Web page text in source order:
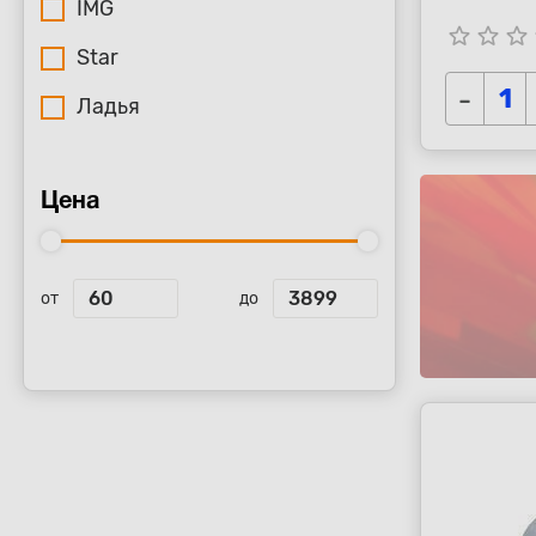
Цена
от до
IMG
Star
Ладья
star_border star_border star_border
-